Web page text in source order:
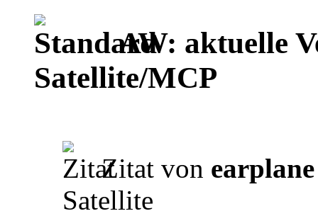
AW: aktuelle
Satellite/MCP
Zitat von earplane
Satellite